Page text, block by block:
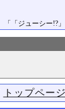
「「ジューシー!?
トップペー